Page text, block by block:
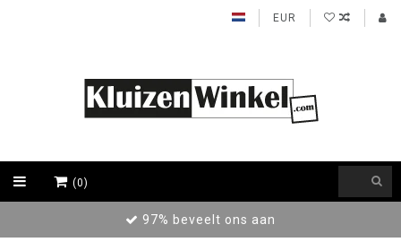
EUR
(0)
97% beveelt ons aan